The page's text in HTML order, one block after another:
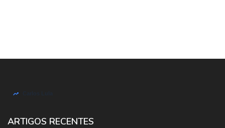
ARTIGOS RECENTES